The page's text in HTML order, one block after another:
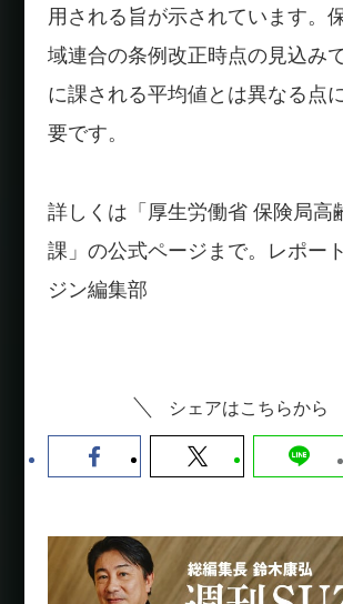
用される旨が示されています。
域連合の条例改正時点の見込み
に課される平均値とは異なる点
要です。
詳しくは「厚生労働省 保険局高
課」の公式ページまで。レポー
ジン編集部
シェアはこちらから